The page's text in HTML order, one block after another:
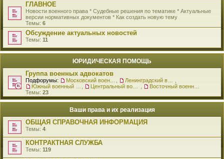
ГЛАВНОЕ
Новости военного права * Судебные решения по тематике * Актуальные
версии нормативных документов * Как создать новую тему
Темы: 6
Обсуждение актуальных новостей
Темы: 11
ЮРИДИЧЕСКАЯ ПОМОЩЬ
Группа военных адвокатов
Подфорумы:
Темы: 23
Ваши права и их реализация
ОБЩАЯ СПРАВОЧНАЯ ИНФОРМАЦИЯ
Темы: 4
КОНТРАКТНАЯ СЛУЖБА
Темы: 119